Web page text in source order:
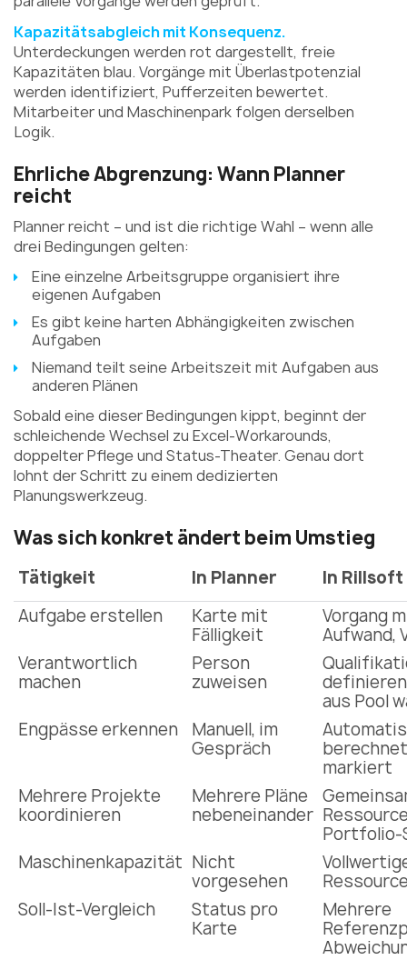
Kapazitätsabgleich mit Konsequenz.
Unterdeckungen werden rot dargestellt, freie
Kapazitäten blau. Vorgänge mit Überlastpotenzial
werden identifiziert, Pufferzeiten bewertet.
Mitarbeiter und Maschinenpark folgen derselben
Logik.
Ehrliche Abgrenzung: Wann Planner
reicht
Planner reicht – und ist die richtige Wahl – wenn alle
drei Bedingungen gelten:
Eine einzelne Arbeitsgruppe organisiert ihre
eigenen Aufgaben
Es gibt keine harten Abhängigkeiten zwischen
Aufgaben
Niemand teilt seine Arbeitszeit mit Aufgaben aus
anderen Plänen
Sobald eine dieser Bedingungen kippt, beginnt der
schleichende Wechsel zu Excel-Workarounds,
doppelter Pflege und Status-Theater. Genau dort
lohnt der Schritt zu einem dedizierten
Planungswerkzeug.
Was sich konkret ändert beim Umstieg
Tätigkeit In Planner
In
Aufgabe erstellen
Karte mit
Fälligkeit
Vorgang
Aufwand,
Verantwortlich
machen
Person
zuweisen
aus Pool
Engpässe erkennen
Manuell, im
Gespräch
markiert
Mehrere Projekte
koordinieren
Mehrere Pläne
nebeneinander
Portfolio-
Maschinenkapazität Nicht
vorgesehen
Soll-Ist-Vergleich
Status pro
Karte
Mehrere